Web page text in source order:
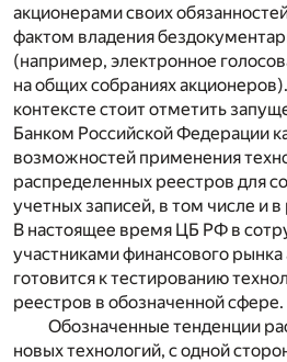
акционерами своих
фактом владения
(например, электронное
на общих собраниях
контексте стоит отметить
Банком Российской Федерации
возможностей применения
распределенных реестров для
учетных записей, в том числе и
В настоящее время ЦБ РФ в
участниками финансового
готовится к тестированию
реестров в обозначенной сфере.
Обозначенные тенденции
новых технологий, с одной